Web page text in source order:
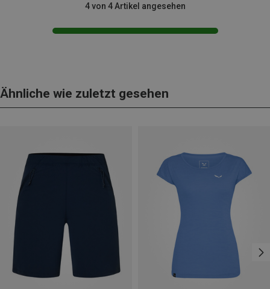
4 von 4 Artikel angesehen
Ähnliche wie zuletzt gesehen